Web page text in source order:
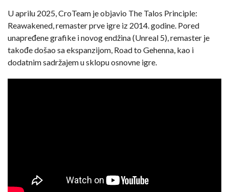
U aprilu 2025, CroTeam je objavio The Talos Principle:
Reawakened, remaster prve igre iz 2014. godine. Pored
unapređene grafike i novog endžina (Unreal 5), remaster je
takođe došao sa ekspanzijom, Road to Gehenna, kao i
dodatnim sadržajem u sklopu osnovne igre.